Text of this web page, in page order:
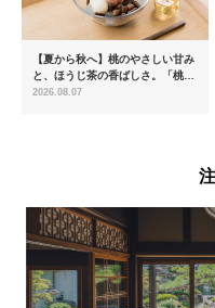
【夏から秋へ】桃のやさしい甘み
と、ほうじ茶の香ばしさ。「桃と
ほうじ茶のあんみつ」を8月中旬
2026.08.07